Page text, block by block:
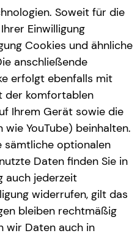
Soweit für die
Einwilligung
Cookies und ähnliche
anschließende
erfolgt ebenfalls mit
der komfortablen
Ihrem Gerät sowie die
YouTube) beinhalten.
sämtliche optionalen
Daten finden Sie in
auch jederzeit
widerrufen, gilt das
bleiben rechtmäßig
wir Daten auch in